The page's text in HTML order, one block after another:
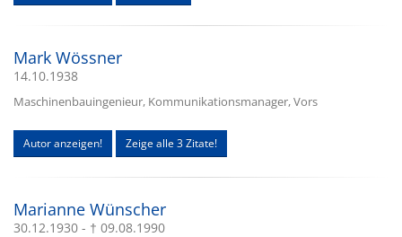
Mark Wössner
14.10.1938
Maschinenbauingenieur, Kommunikationsmanager, Vors
Autor anzeigen! Zeige alle 3 Zitate!
Marianne Wünscher
30.12.1930 - † 09.08.1990